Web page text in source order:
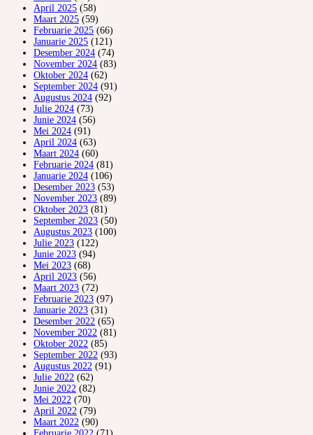
April 2025 (58)
Maart 2025 (59)
Februarie 2025 (66)
Januarie 2025 (121)
Desember 2024 (74)
November 2024 (83)
Oktober 2024 (62)
September 2024 (91)
Augustus 2024 (92)
Julie 2024 (73)
Junie 2024 (56)
Mei 2024 (91)
April 2024 (63)
Maart 2024 (60)
Februarie 2024 (81)
Januarie 2024 (106)
Desember 2023 (53)
November 2023 (89)
Oktober 2023 (81)
September 2023 (50)
Augustus 2023 (100)
Julie 2023 (122)
Junie 2023 (94)
Mei 2023 (68)
April 2023 (56)
Maart 2023 (72)
Februarie 2023 (97)
Januarie 2023 (31)
Desember 2022 (65)
November 2022 (81)
Oktober 2022 (85)
September 2022 (93)
Augustus 2022 (91)
Julie 2022 (62)
Junie 2022 (82)
Mei 2022 (70)
April 2022 (79)
Maart 2022 (90)